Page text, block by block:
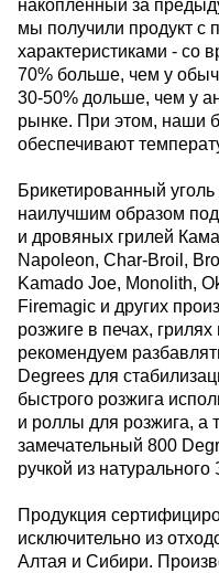
накопленный за
мы получили продукт с
характеристиками - со
70% больше, чем у
30-50% дольше, чем у
рынке. При этом, наши
обеспечивают
Брикетированный
наилучшим образом
и дровяных грилей
Napoleon, Char-Broil,
Kamado Joe, Monolith,
Firemagic и других
розжиге в печах,
рекомендуем
Degrees для
быстрого розжига
и роллы для розжига, а
замечательный 800
ручкой из натурального
Продукция
исключительно из
Алтая и Сибири.